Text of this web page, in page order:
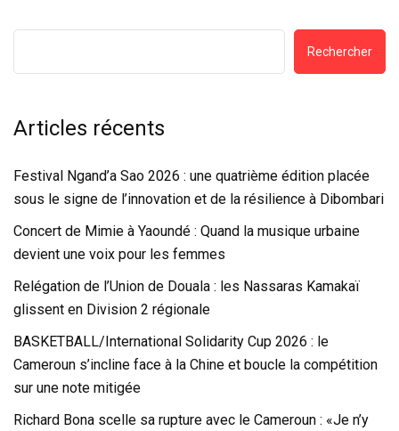
Rechercher
Articles récents
Festival Ngand’a Sao 2026 : une quatrième édition placée
sous le signe de l’innovation et de la résilience à Dibombari
Concert de Mimie à Yaoundé : Quand la musique urbaine
devient une voix pour les femmes
Relégation de l’Union de Douala : les Nassaras Kamakaï
glissent en Division 2 régionale
BASKETBALL/International Solidarity Cup 2026 : le
Cameroun s’incline face à la Chine et boucle la compétition
sur une note mitigée
Richard Bona scelle sa rupture avec le Cameroun : «Je n’y